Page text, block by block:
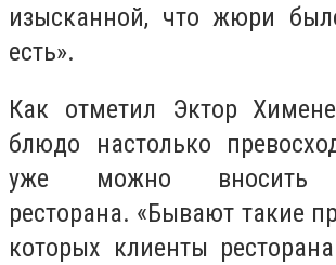
изысканной, что жюри
есть».
Как отметил Эктор
блюдо настолько
уже можно
ресторана. «Бывают такие
которых клиенты